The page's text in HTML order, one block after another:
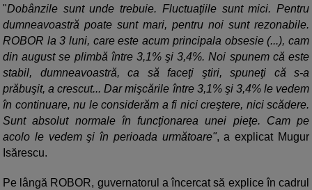
"Dobânzile sunt unde trebuie. Fluctuaţiile sunt mici. Pentru
dumneavoastră poate sunt mari, pentru noi sunt rezonabile.
ROBOR la 3 luni, care este acum principala obsesie (...), cam
din august se plimbă între 3,1% şi 3,4%. Noi spunem că este
stabil, dumneavoastră, ca să faceţi ştiri, spuneţi că s-a
prăbuşit, a crescut... Dar mişcările între 3,1% şi 3,4% le vedem
în continuare, nu le considerăm a fi nici creştere, nici scădere.
Sunt absolut normale în funcţionarea unei pieţe. Cam pe
acolo le vedem şi în perioada următoare", a explicat Mugur
Isărescu.
Pe lângă ROBOR, guvernatorul a încercat să explice în cadrul